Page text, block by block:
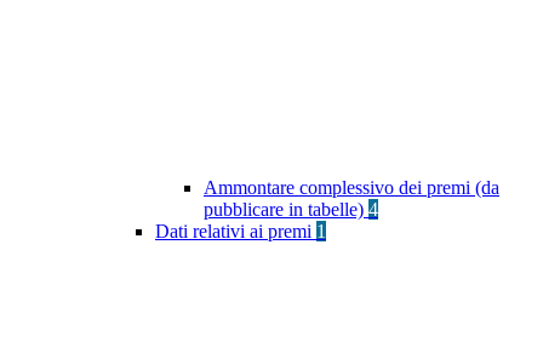
Ammontare complessivo dei premi (da
pubblicare in tabelle) 4
Dati relativi ai premi 1